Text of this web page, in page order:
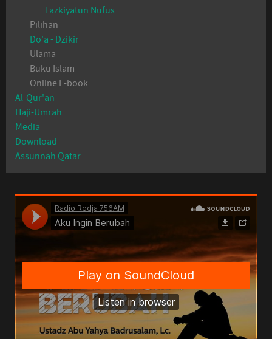
Tazkiyatun Nufus
Pilihan
Do'a - Dzikir
Ulama
Buku Islam
Online E-book
Al-Qur'an
Haji-Umrah
Media
Download
Assunnah Qatar